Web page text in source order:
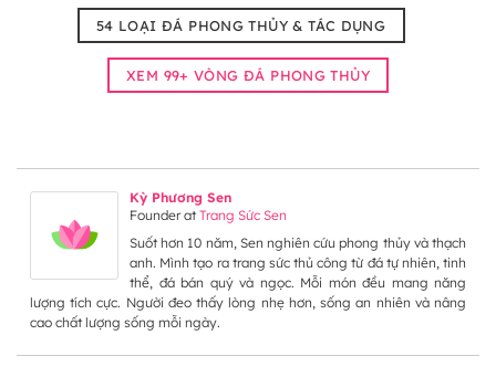
54 LOẠI ĐÁ PHONG THỦY & TÁC DỤNG
XEM 99+ VÒNG ĐÁ PHONG THỦY
Kỳ Phương Sen
FounderatTrang Sức Sen
Suốt hơn 10 năm, Sen nghiên cứu phong thủy và thạch
anh. Mình tạo ra trang sức thủ công từ đá tự nhiên, tinh
thể, đá bán quý và ngọc. Mỗi món đều mang năng
lượng tích cực. Người đeo thấy lòng nhẹ hơn, sống an nhiên và nâng
cao chất lượng sống mỗi ngày.